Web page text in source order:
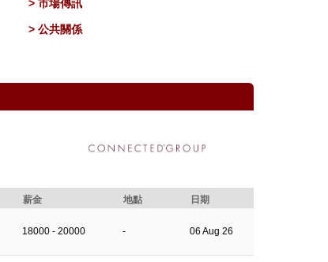
> 市場傳訊
> 公共關係
薪金 地點 日期
18000 - 20000 - 06 Aug 26